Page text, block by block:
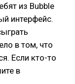
из Bubble
интерфейс.
в том, что
Если кто-то
в